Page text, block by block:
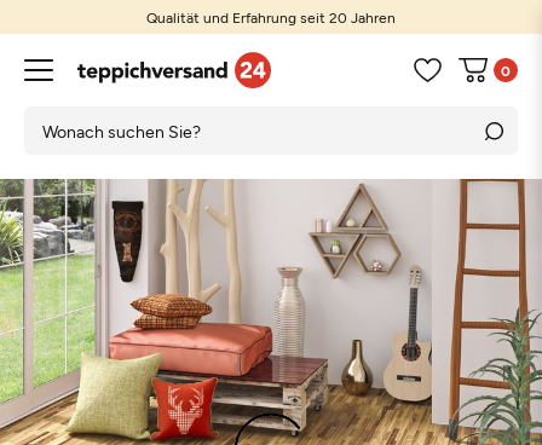
Qualität und Erfahrung seit 20 Jahren
0